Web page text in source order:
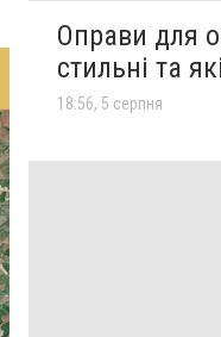
Оправи для
стильні та
18:56, 5 серпня